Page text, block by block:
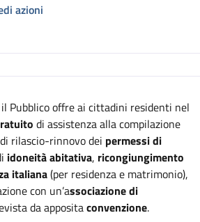
azioni
Pubblico offre ai cittadini residenti nel
di assistenza alla compilazione
rilascio-rinnovo dei permessi di
idoneità abitativa, ricongiungimento
italiana(per residenza e matrimonio),
con un’associazione di
da appositaconvenzione.